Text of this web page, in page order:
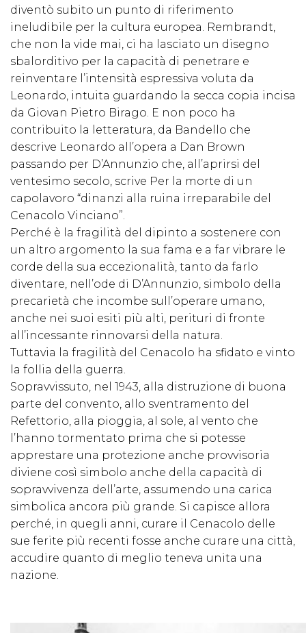
diventò subito un punto di riferimento
ineludibile per la cultura europea. Rembrandt,
che non la vide mai, ci ha lasciato un disegno
sbalorditivo per la capacità di penetrare e
reinventare l’intensità espressiva voluta da
Leonardo, intuita guardando la secca copia incisa
da Giovan Pietro Birago. E non poco ha
contribuito la letteratura, da Bandello che
descrive Leonardo all’opera a Dan Brown
passando per D’Annunzio che, all’aprirsi del
ventesimo secolo, scrive Per la morte di un
capolavoro “dinanzi alla ruina irreparabile del
Cenacolo Vinciano”.
Perché è la fragilità del dipinto a sostenere con
un altro argomento la sua fama e a far vibrare le
corde della sua eccezionalità, tanto da farlo
diventare, nell’ode di D’Annunzio, simbolo della
precarietà che incombe sull’operare umano,
anche nei suoi esiti più alti, perituri di fronte
all’incessante rinnovarsi della natura.
Tuttavia la fragilità del Cenacolo ha sfidato e vinto
la follia della guerra.
Sopravvissuto, nel 1943, alla distruzione di buona
parte del convento, allo sventramento del
Refettorio, alla pioggia, al sole, al vento che
l’hanno tormentato prima che si potesse
apprestare una protezione anche provvisoria
diviene così simbolo anche della capacità di
sopravvivenza ​dell’arte, assumendo una carica
simbolica ancora più grande. Si capisce allora
perché, in quegli anni, curare il Cenacolo delle
sue ferite più recenti fosse anche curare una città,
accudire quanto di meglio teneva unita una
nazione.